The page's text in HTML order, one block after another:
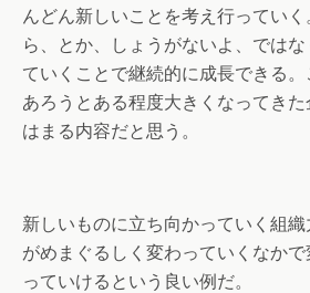
んどん新しいことを考え行ってい
ら、とか、しょうがないよ、では
ていくことで継続的に成長できる
あろうとある程度大きくなってき
はまる内容だと思う。
新しいものに立ち向かっていく組
がめまぐるしく変わっていくなか
っていけるという良い例だ。